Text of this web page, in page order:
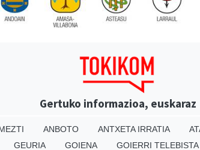
Gertuko informazioa, euskaraz
ANBOTO ANTXETA IRRATIA
GEURIA GOIENA GOIERRI TELEBISTA